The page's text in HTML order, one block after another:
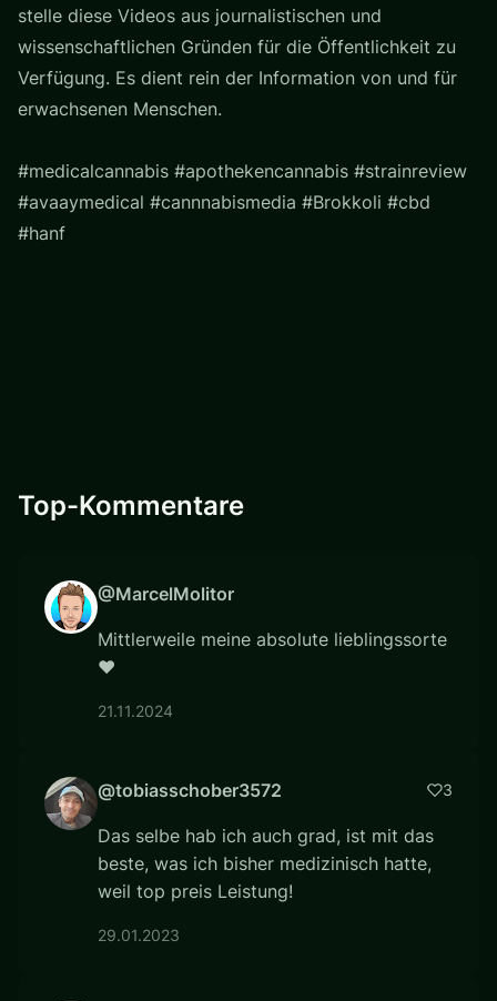
stelle diese Videos aus journalistischen und
wissenschaftlichen Gründen für die Öffentlichkeit zu
Verfügung. Es dient rein der Information von und für
erwachsenen Menschen.
#medicalcannabis #apothekencannabis #strainreview
#avaaymedical #cannnabismedia #Brokkoli #cbd
#hanf
Top-Kommentare
@MarcelMolitor
Mittlerweile meine absolute lieblingssorte
❤
21.11.2024
@tobiasschober3572 3
Das selbe hab ich auch grad, ist mit das
beste, was ich bisher medizinisch hatte,
weil top preis Leistung!
29.01.2023